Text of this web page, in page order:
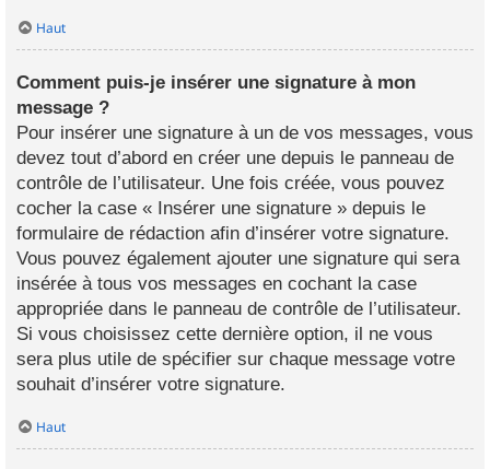
Haut
Comment puis-je insérer une signature à mon
message ?
Pour insérer une signature à un de vos messages, vous
devez tout d’abord en créer une depuis le panneau de
contrôle de l’utilisateur. Une fois créée, vous pouvez
cocher la case « Insérer une signature » depuis le
formulaire de rédaction afin d’insérer votre signature.
Vous pouvez également ajouter une signature qui sera
insérée à tous vos messages en cochant la case
appropriée dans le panneau de contrôle de l’utilisateur.
Si vous choisissez cette dernière option, il ne vous
sera plus utile de spécifier sur chaque message votre
souhait d’insérer votre signature.
Haut